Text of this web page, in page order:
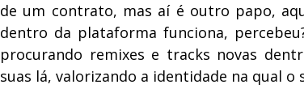
de um contrato, mas aí é outro papo,
dentro da plataforma funciona,
procurando remixes e tracks novas
suas lá, valorizando a identidade na qual o